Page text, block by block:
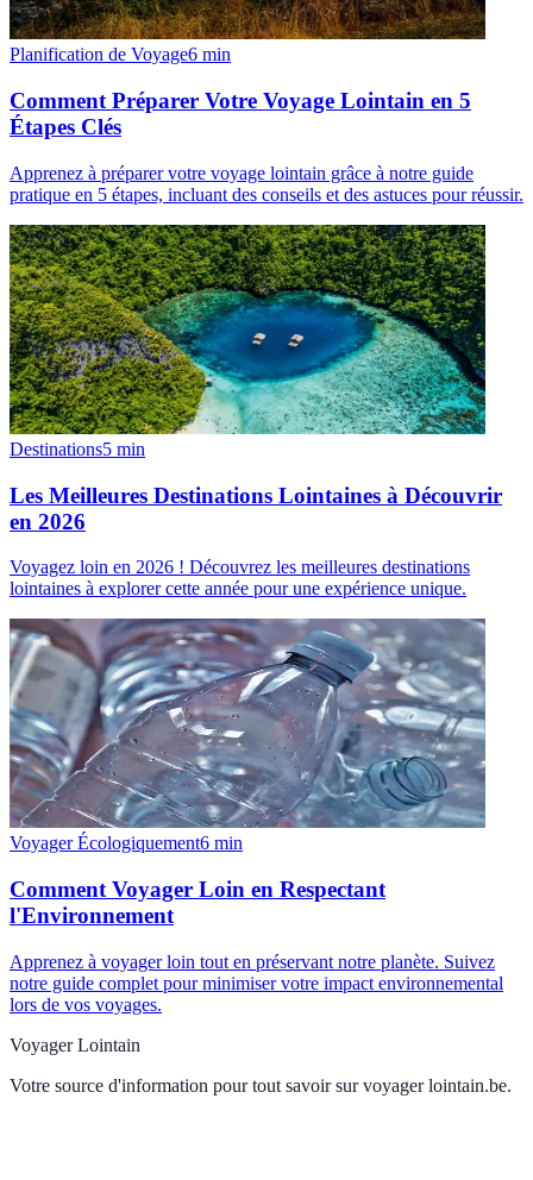
Planification de Voyage6 min
Comment Préparer Votre Voyage Lointain en 5
Étapes Clés
Apprenez à préparer votre voyage lointain grâce à notre guide
pratique en 5 étapes, incluant des conseils et des astuces pour réussir.
Destinations5 min
Les Meilleures Destinations Lointaines à Découvrir
en 2026
Voyagez loin en 2026 ! Découvrez les meilleures destinations
lointaines à explorer cette année pour une expérience unique.
Voyager Écologiquement6 min
Comment Voyager Loin en Respectant
l'Environnement
Apprenez à voyager loin tout en préservant notre planète. Suivez
notre guide complet pour minimiser votre impact environnemental
lors de vos voyages.
Voyager Lointain
Votre source d'information pour tout savoir sur voyager lointain.be.